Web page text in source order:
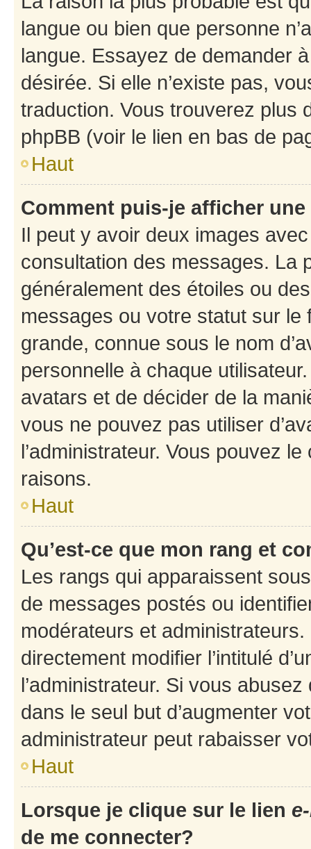
langue ou bien que personne
langue. Essayez de demander
désirée. Si elle n’existe pas,
traduction. Vous trouverez plus
phpBB (voir le lien en bas de
Haut
Comment puis-je afficher
Il peut y avoir deux images
consultation des messages. La
généralement des étoiles ou
messages ou votre statut sur
grande, connue sous le nom
personnelle à chaque utilisateur.
avatars et de décider de la
vous ne pouvez pas utiliser
l’administrateur. Vous pouvez
raisons.
Haut
Qu’est-ce que mon rang et
Les rangs qui apparaissent
de messages postés ou
modérateurs et
directement modifier l’intitulé
l’administrateur. Si vous
dans le seul but d’augmenter
administrateur peut rabaisser
Haut
Lorsque je clique sur le lien
de me connecter?